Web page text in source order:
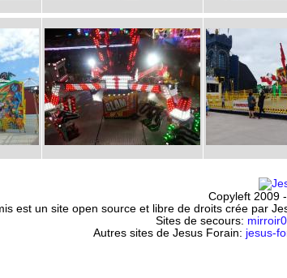
Copyleft 2009
est un site open source et libre de droits crée par
Sites de secours:
Autres sites de Jesus Forain: jesus-